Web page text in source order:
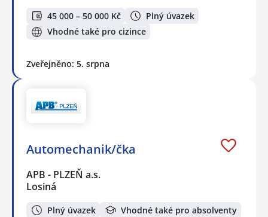
45 000 – 50 000 Kč
Plný úvazek
Vhodné také pro cizince
Zveřejněno: 5. srpna
Automechanik/čka
APB - PLZEŇ a.s.
Losiná
Plný úvazek Vhodné také pro absolventy